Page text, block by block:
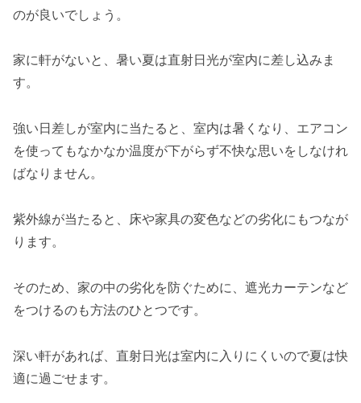
のが良いでしょう。
家に軒がないと、暑い夏は直射日光が室内に差し込みま
す。
強い日差しが室内に当たると、室内は暑くなり、エアコン
を使ってもなかなか温度が下がらず不快な思いをしなけれ
ばなりません。
紫外線が当たると、床や家具の変色などの劣化にもつなが
ります。
そのため、家の中の劣化を防ぐために、遮光カーテンなど
をつけるのも方法のひとつです。
深い軒があれば、直射日光は室内に入りにくいので夏は快
適に過ごせます。